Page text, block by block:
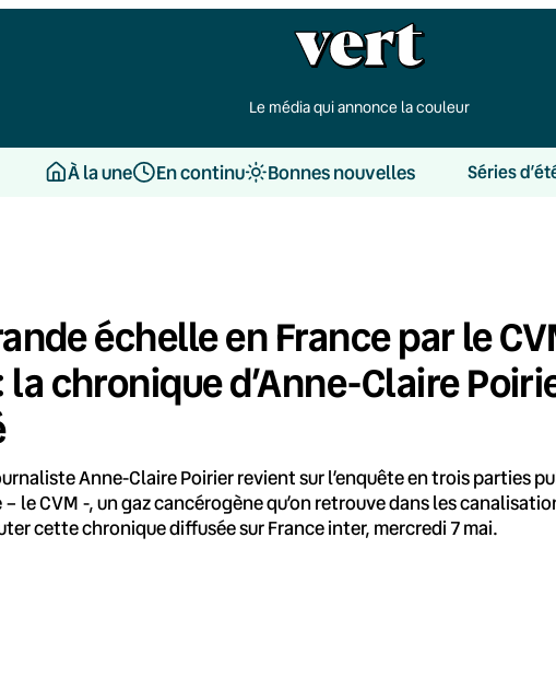
Le média qui annonce la couleur
À la une En continu Bonnes nouvelles Séries
échelle en France par le
chronique d’Anne-Claire
Anne-Claire Poirier revient sur l’enquête en trois parties
le CVM -, un gaz cancérogène qu’on retrouve dans les
cette chronique diffusée sur France inter, mercredi 7 mai.